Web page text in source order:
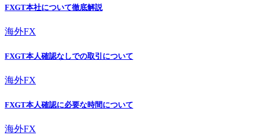
FXGT本社について徹底解説
海外FX
FXGT本人確認なしでの取引について
海外FX
FXGT本人確認に必要な時間について
海外FX